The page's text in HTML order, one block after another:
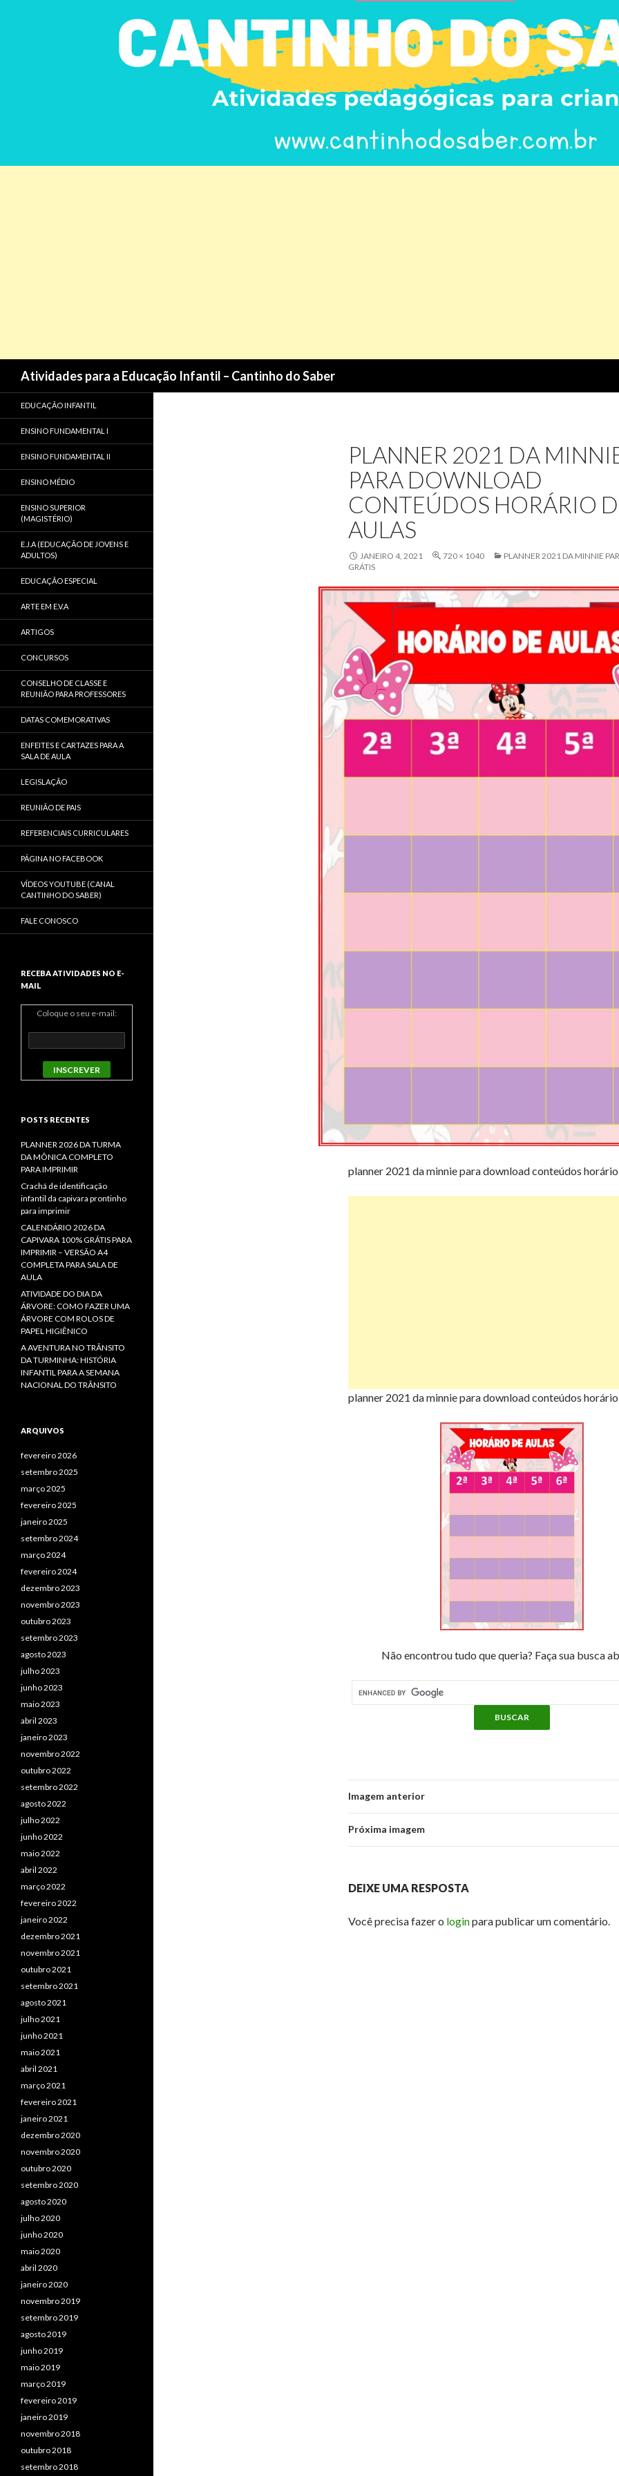
Atividades para a Educação Infantil – Cantinho do Saber
PLANNER 2021 DA
PARA DOWNLOAD
CONTEÚDOS HORÁRIO
AULAS
JANEIRO 4, 2021 720 × 1040
PLANNER 2021 DA MINNIE
GRÁTIS
planner 2021 da minnie para download conteúdos horário
planner 2021 da minnie para download conteúdos horário
Não encontrou tudo que queria? Faça sua busca
Imagem anterior
Próxima imagem
DEIXE UMA RESPOSTA
Você precisa fazer o loginpara publicar um comentário.
EDUCAÇÃO INFANTIL
ENSINO FUNDAMENTAL I
ENSINO FUNDAMENTAL II
ENSINO MÉDIO
ENSINO SUPERIOR
(MAGISTÉRIO)
E.J.A (EDUCAÇÃO DE JOVENS E
ADULTOS)
EDUCAÇÃO ESPECIAL
ARTE EM E.V.A
ARTIGOS
CONCURSOS
CONSELHO DE CLASSE E
REUNIÃO PARA PROFESSORES
DATAS COMEMORATIVAS
ENFEITES E CARTAZES PARA A
SALA DE AULA
LEGISLAÇÃO
REUNIÃO DE PAIS
REFERENCIAIS CURRICULARES
PÁGINA NO FACEBOOK
VÍDEOS YOUTUBE (CANAL
CANTINHO DO SABER)
FALE CONOSCO
RECEBA ATIVIDADES NO E-
MAIL
Coloque o seu e-mail:
POSTS RECENTES
PLANNER 2026 DA TURMA
DA MÔNICA COMPLETO
PARA IMPRIMIR
Crachá de identificação
infantil da capivara prontinho
para imprimir
CALENDÁRIO 2026 DA
CAPIVARA 100% GRÁTIS PARA
IMPRIMIR – VERSÃO A4
COMPLETA PARA SALA DE
AULA
ATIVIDADE DO DIA DA
ÁRVORE: COMO FAZER UMA
ÁRVORE COM ROLOS DE
PAPEL HIGIÊNICO
A AVENTURA NO TRÂNSITO
DA TURMINHA: HISTÓRIA
INFANTIL PARA A SEMANA
NACIONAL DO TRÂNSITO
ARQUIVOS
fevereiro 2026
setembro 2025
março 2025
fevereiro 2025
janeiro 2025
setembro 2024
março 2024
fevereiro 2024
dezembro 2023
novembro 2023
outubro 2023
setembro 2023
agosto 2023
julho 2023
junho 2023
maio 2023
abril 2023
janeiro 2023
novembro 2022
outubro 2022
setembro 2022
agosto 2022
julho 2022
junho 2022
maio 2022
abril 2022
março 2022
fevereiro 2022
janeiro 2022
dezembro 2021
novembro 2021
outubro 2021
setembro 2021
agosto 2021
julho 2021
junho 2021
maio 2021
abril 2021
março 2021
fevereiro 2021
janeiro 2021
dezembro 2020
novembro 2020
outubro 2020
setembro 2020
agosto 2020
julho 2020
junho 2020
maio 2020
abril 2020
janeiro 2020
novembro 2019
setembro 2019
agosto 2019
junho 2019
maio 2019
março 2019
fevereiro 2019
janeiro 2019
novembro 2018
outubro 2018
setembro 2018